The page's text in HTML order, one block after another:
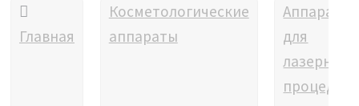
Главная
Косметологические
аппараты
Аппараты
для
лазерных
процедур